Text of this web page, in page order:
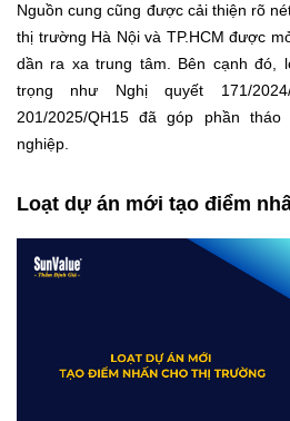
Nguồn cung cũng được cải thiện rõ
thị trường Hà Nội và TP.HCM được
dần ra xa trung tâm. Bên cạnh đó,
trọng như Nghị quyết 171/
201/2025/QH15 đã góp phần
nghiệp.
Loạt dự án mới tạo điểm